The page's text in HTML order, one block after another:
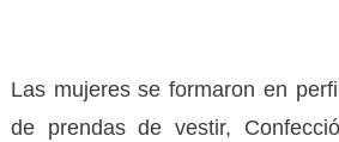
Las mujeres se formaron en
de prendas de vestir,